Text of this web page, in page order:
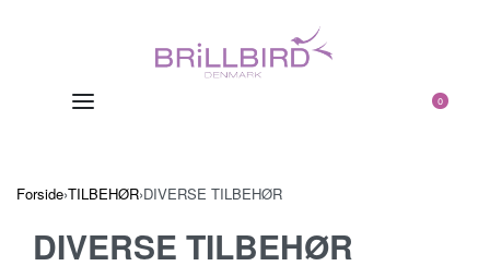
0
Forside›TILBEHØR›DIVERSE TILBEHØR
DIVERSE TILBEHØR